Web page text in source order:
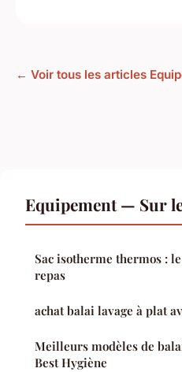
← Voir tous les articles
Equipement — Sur
Sac isotherme thermos :
repas
achat balai lavage à plat
Meilleurs modèles de
Best Hygiène